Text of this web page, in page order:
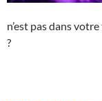
n’est pas dans
?